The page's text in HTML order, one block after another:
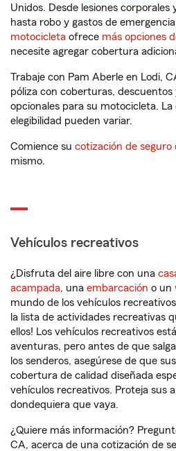
Unidos. Desde lesiones corporales
hasta robo y gastos de
motocicleta ofrece más opciones
necesite agregar cobertura
Trabaje con Pam Aberle en Lodi,
póliza con coberturas,
opcionales para su motocicleta. La
elegibilidad pueden variar.
Comience su cotización de
mismo.
Vehículos recreativos
¿Disfruta del aire libre con una
acampada, una embarcación o un
mundo de los vehículos
la lista de actividades recreativas
ellos! Los vehículos recreativos
aventuras, pero antes de que
los senderos, asegúrese de que
cobertura de calidad diseñada
vehículos recreativos. Proteja sus
dondequiera que vaya.
¿Quiere más información?
CA, acerca de una cotización de